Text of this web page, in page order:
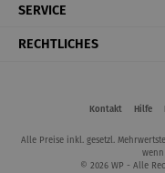
SERVICE
RECHTLICHES
Kontakt Hilfe
Alle Preise inkl. gesetzl.
© 2026 WP - Alle